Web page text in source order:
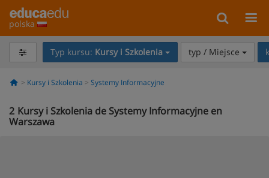
polska
Typ kursu: Kursy i Szkolenia typ / Miejsce
Kursy i Szkolenia Systemy Informacyjne
2 Kursy i Szkolenia de Systemy Informacyjne en
Warszawa